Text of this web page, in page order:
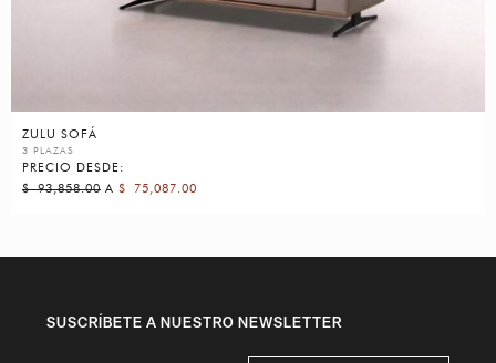
ZULU SOFÁ
3 PLAZAS
PRECIO DESDE:
$93,858.00 A $ 75,087.00
SUSCRÍBETE A NUESTRO NEWSLETTER